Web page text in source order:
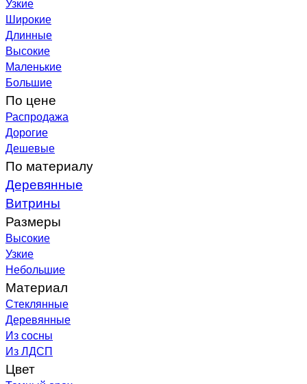
Широкие
Длинные
Высокие
Маленькие
Большие
По цене
Распродажа
Дорогие
Дешевые
По материалу
Деревянные
Витрины
Размеры
Высокие
Узкие
Небольшие
Материал
Стеклянные
Деревянные
Из сосны
Из ЛДСП
Цвет